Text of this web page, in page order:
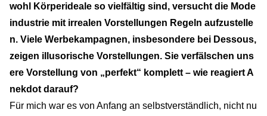
wohl Körperideale so vielfältig sind, versucht die Mode
industrie mit irrealen Vorstellungen Regeln aufzustelle
n. Viele Werbekampagnen, insbesondere bei Dessous,
zeigen illusorische Vorstellungen. Sie verfälschen uns
ere Vorstellung von „perfekt“ komplett – wie reagiert A
nekdot darauf?
Für mich war es von Anfang an selbstverständlich, nicht nu